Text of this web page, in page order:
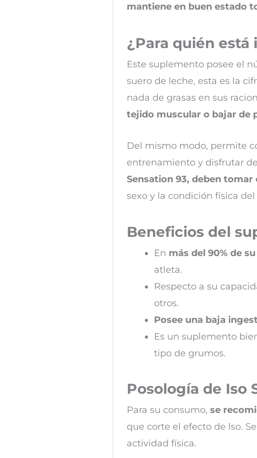
mantiene en buen estado
¿Para quién está
Este suplemento posee el
suero de leche, esta es la
nada de grasas en sus
tejido muscular o bajar de
Del mismo modo, permite
entrenamiento y disfrutar
Sensation 93, deben
sexo y la condición física
Beneficios del
En más del 90% de
atleta.
Respecto a su
otros.
Posee una baja
Es un suplemento
tipo de grumos.
Posología de Iso
Para su consumo, se
que corte el efecto de lso.
actividad física.